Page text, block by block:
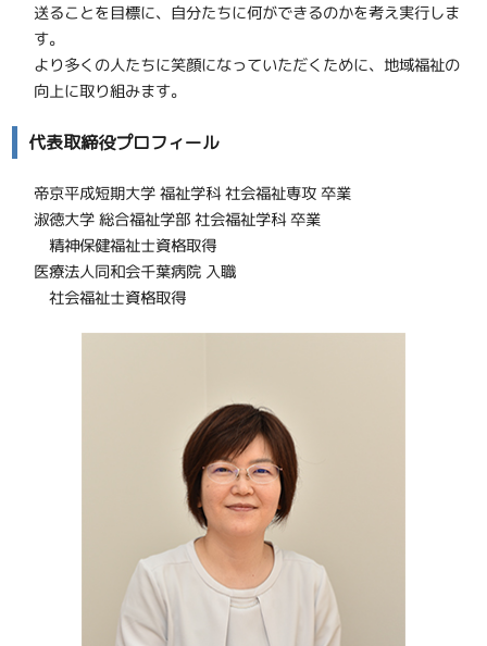
送ることを目標に、自分たちに何ができるのかを考え実行しま
す。
より多くの人たちに笑顔になっていただくために、地域福祉の
向上に取り組みます。
代表取締役プロフィール
帝京平成短期大学 福祉学科 社会福祉専攻 卒業
淑徳大学 総合福祉学部 社会福祉学科 卒業
精神保健福祉士資格取得
医療法人同和会千葉病院 入職
社会福祉士資格取得